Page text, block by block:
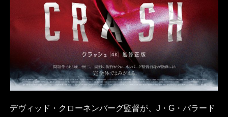
デヴィッド・クローネンバーグ監督が、J・G・バラード